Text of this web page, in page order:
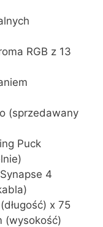
RGB z 13
(sprzedawany
Puck
4
x 75
(wysokość)